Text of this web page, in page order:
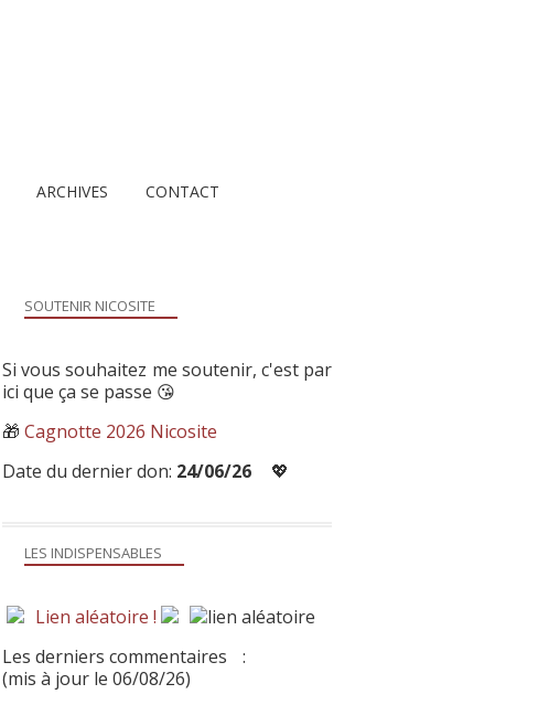
ARCHIVES CONTACT
LES INDISPENSABLES
Lien aléatoire !
Les derniers commentaires
:
(mis à jour le 06/08/26)
SOUTENIR NICOSITE
Si vous souhaitez me soutenir, c'est par
ici que ça se passe 😘
🎁 Cagnotte 2026 Nicosite
Date du dernier don: 24/06/26 💖